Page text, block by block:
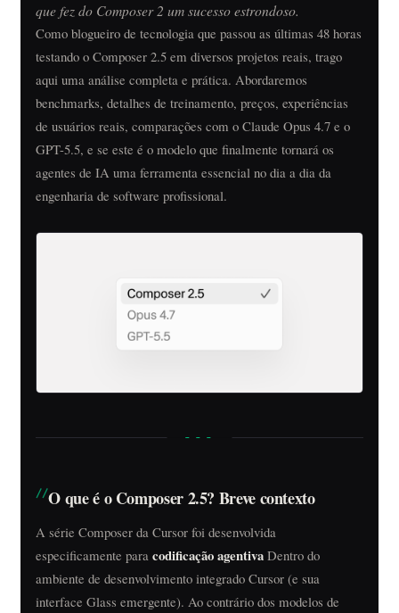
que fez do Composer 2 um sucesso estrondoso.
Como blogueiro de tecnologia que passou as últimas 48 horas
testando o Composer 2.5 em diversos projetos reais, trago
aqui uma análise completa e prática. Abordaremos
benchmarks, detalhes de treinamento, preços, experiências
de usuários reais, comparações com o Claude Opus 4.7 e o
GPT-5.5, e se este é o modelo que finalmente tornará os
agentes de IA uma ferramenta essencial no dia a dia da
engenharia de software profissional.
O que é o Composer 2.5? Breve contexto
A série Composer da Cursor foi desenvolvida
especificamente paracodificação agentiva Dentro do
ambiente de desenvolvimento integrado Cursor (e sua
interface Glass emergente). Ao contrário dos modelos de